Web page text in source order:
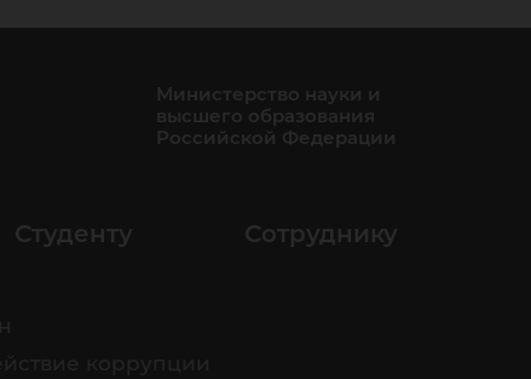
Министерство науки и
высшего образования
Российской Федерации
Студенту Сотруднику